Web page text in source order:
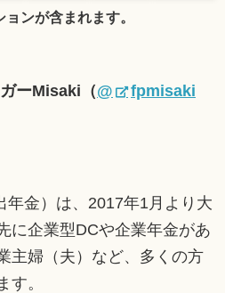
ンが含まれます。
ーMisaki（@
fpmisaki
年金）は、2017年1月より大
に企業型DCや企業年金があ
主婦（夫）など、多くの方
す。